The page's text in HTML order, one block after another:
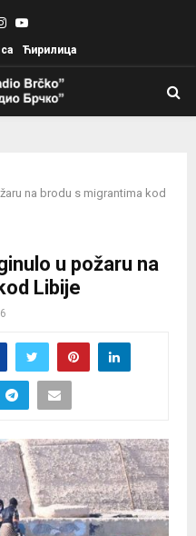
Instagram
Youtube
Ћирилица
na brodu s migrantima kod
u požaru na
Libije